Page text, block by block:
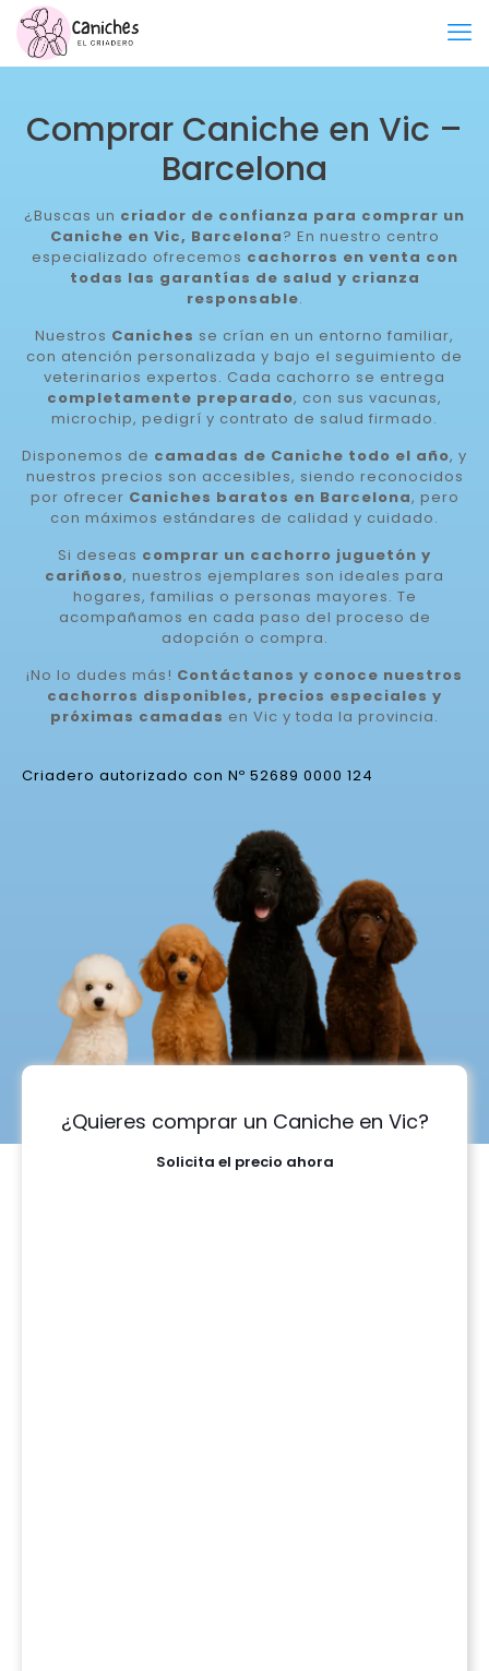
Comprar Caniche en Vic –
Barcelona
¿Buscas un criador de confianza para comprar un
Caniche en Vic, Barcelona? En nuestro centro
especializado ofrecemos cachorros en venta con
todas las garantías de salud y crianza
responsable.
Nuestros Caniches se crían en un entorno familiar,
con atención personalizada y bajo el seguimiento de
veterinarios expertos. Cada cachorro se entrega
completamente preparado, con sus vacunas,
microchip, pedigrí y contrato de salud firmado.
Disponemos de camadas de Caniche todo el año, y
nuestros precios son accesibles, siendo reconocidos
por ofrecer Caniches baratos en Barcelona, pero
con máximos estándares de calidad y cuidado.
Si deseas comprar un cachorro juguetón y
cariñoso, nuestros ejemplares son ideales para
hogares, familias o personas mayores. Te
acompañamos en cada paso del proceso de
adopción o compra.
¡No lo dudes más! Contáctanos y conoce nuestros
cachorros disponibles, precios especiales y
próximas camadas en Vic y toda la provincia.
Criadero autorizado con Nº 52689 0000 124
¿Quieres comprar un Caniche en Vic?
Solicita el precio ahora